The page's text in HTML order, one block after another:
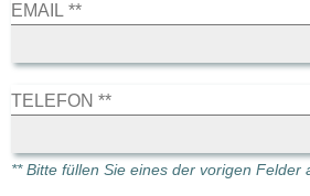
EMAIL **
TELEFON **
** Bitte füllen Sie eines der vorigen Felder